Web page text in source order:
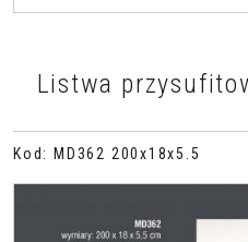
Listwa
Kod : MD362 200x18x5.5